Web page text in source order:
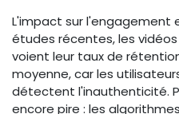
L'impact sur l'engagement
études récentes, les
voient leur taux de
moyenne, car les
détectent l'inauthenticité.
encore pire : les